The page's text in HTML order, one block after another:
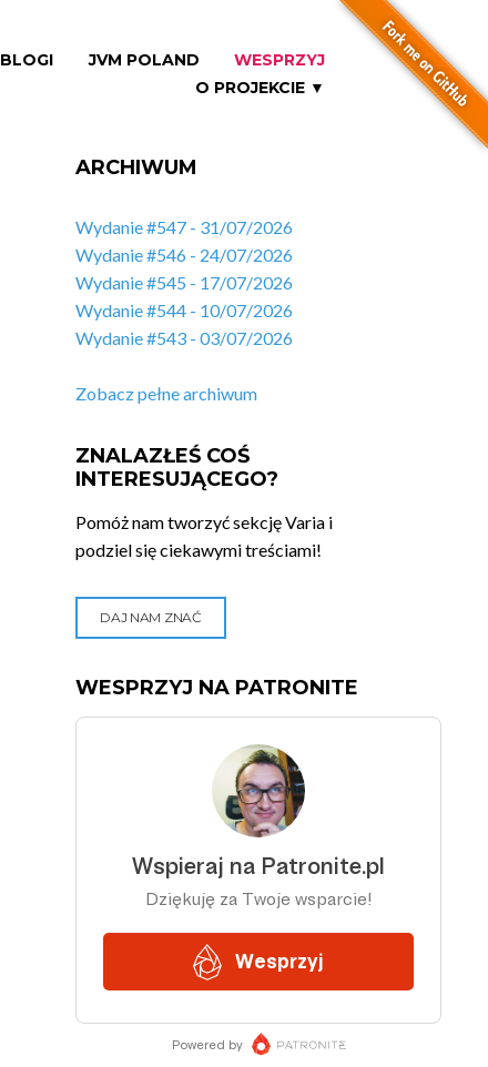
BLOGI JVM POLAND
WESPRZYJ
O PROJEKCIE ▼
ARCHIWUM
Wydanie #547 - 31/07/2026
Wydanie #546 - 24/07/2026
Wydanie #545 - 17/07/2026
Wydanie #544 - 10/07/2026
Wydanie #543 - 03/07/2026
Zobacz pełne archiwum
ZNALAZŁEŚ COŚ
INTERESUJĄCEGO?
Pomóż nam tworzyć sekcję Varia i
podziel się ciekawymi treściami!
DAJ NAM ZNAĆ
WESPRZYJ NA PATRONITE